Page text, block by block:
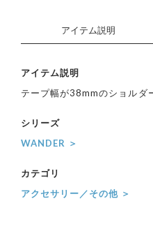
アイテム説明
アイテム説明
テープ幅が38mmのショルダ
シリーズ
WANDER ＞
カテゴリ
アクセサリー／その他 ＞